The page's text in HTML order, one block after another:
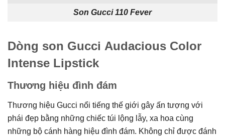
Son Gucci 110 Fever
Dòng son Gucci Audacious Color
Intense Lipstick
Thương hiệu đình đám
Thương hiệu Gucci nổi tiếng thế giới gây ấn tượng với
phái đẹp bằng những chiếc túi lộng lẫy, xa hoa cùng
những bộ cánh hàng hiệu đình đám. Không chỉ được đánh